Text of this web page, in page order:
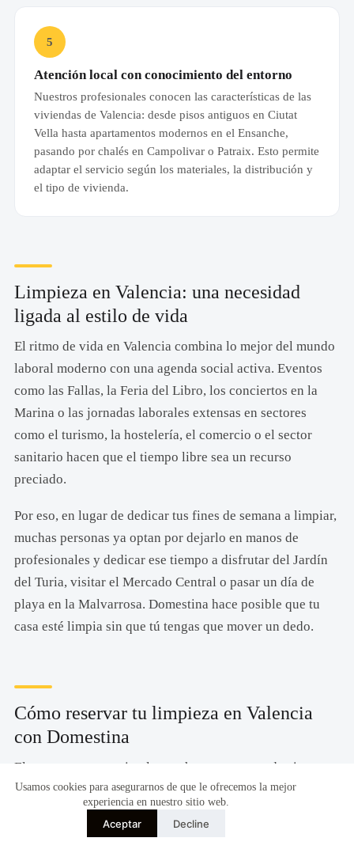
Usamos cookies para asegurarnos de que le ofrecemos la mejor
experiencia en nuestro sitio web.
Aceptar Decline
5
Atención local con conocimiento del entorno
Nuestros profesionales conocen las características de las
viviendas de Valencia: desde pisos antiguos en Ciutat
Vella hasta apartamentos modernos en el Ensanche,
pasando por chalés en Campolivar o Patraix. Esto permite
adaptar el servicio según los materiales, la distribución y
el tipo de vivienda.
Limpieza en Valencia: una necesidad
ligada al estilo de vida
El ritmo de vida en Valencia combina lo mejor del mundo
laboral moderno con una agenda social activa. Eventos
como las Fallas, la Feria del Libro, los conciertos en la
Marina o las jornadas laborales extensas en sectores
como el turismo, la hostelería, el comercio o el sector
sanitario hacen que el tiempo libre sea un recurso
preciado.
Por eso, en lugar de dedicar tus fines de semana a limpiar,
muchas personas ya optan por dejarlo en manos de
profesionales y dedicar ese tiempo a disfrutar del Jardín
del Turia, visitar el Mercado Central o pasar un día de
playa en la Malvarrosa. Domestina hace posible que tu
casa esté limpia sin que tú tengas que mover un dedo.
Cómo reservar tu limpieza en Valencia
con Domestina
El proceso es muy simple y se hace en menos de cinco
minutos: